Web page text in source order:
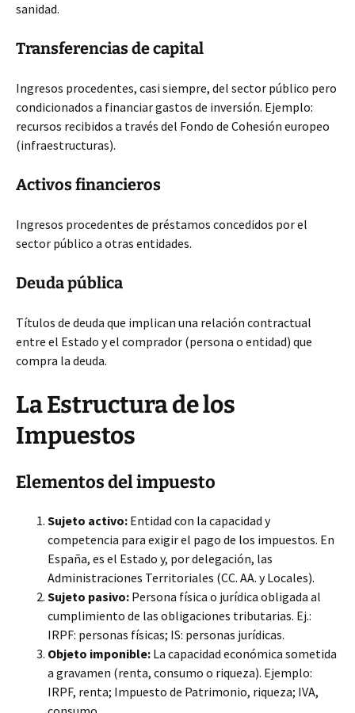
sanidad.
Transferencias de capital
Ingresos procedentes, casi siempre, del sector público pero
condicionados a financiar gastos de inversión. Ejemplo:
recursos recibidos a través del Fondo de Cohesión europeo
(infraestructuras).
Activos financieros
Ingresos procedentes de préstamos concedidos por el
sector público a otras entidades.
Deuda pública
Títulos de deuda que implican una relación contractual
entre el Estado y el comprador (persona o entidad) que
compra la deuda.
La Estructura de los
Impuestos
Elementos del impuesto
Sujeto activo: Entidad con la capacidad y
competencia para exigir el pago de los impuestos. En
España, es el Estado y, por delegación, las
Administraciones Territoriales (CC. AA. y Locales).
Sujeto pasivo: Persona física o jurídica obligada al
cumplimiento de las obligaciones tributarias. Ej.:
IRPF: personas físicas; IS: personas jurídicas.
Objeto imponible: La capacidad económica sometida
a gravamen (renta, consumo o riqueza). Ejemplo:
IRPF, renta; Impuesto de Patrimonio, riqueza; IVA,